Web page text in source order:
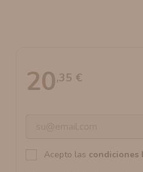
20,35 €
Acepto las condiciones